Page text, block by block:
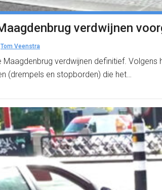
verdwijnen
Tom Veenstra
Maagdenbrug verdwijnen definitief.
(drempels en stopborden) die het…